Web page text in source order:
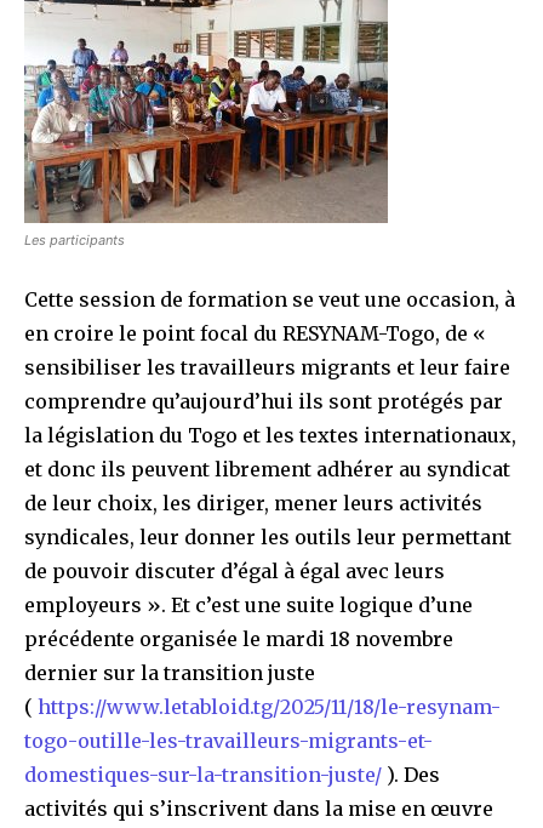
Les participants
Cette session de formation se veut une occasion, à
en croire le point focal du RESYNAM-Togo, de «
sensibiliser les travailleurs migrants et leur faire
comprendre qu’aujourd’hui ils sont protégés par
la législation du Togo et les textes internationaux,
et donc ils peuvent librement adhérer au syndicat
de leur choix, les diriger, mener leurs activités
syndicales, leur donner les outils leur permettant
de pouvoir discuter d’égal à égal avec leurs
employeurs ». Et c’est une suite logique d’une
précédente organisée le mardi 18 novembre
dernier sur la transition juste
( https://www.letabloid.tg/2025/11/18/le-resynam-
togo-outille-les-travailleurs-migrants-et-
domestiques-sur-la-transition-juste/ ). Des
activités qui s’inscrivent dans la mise en œuvre